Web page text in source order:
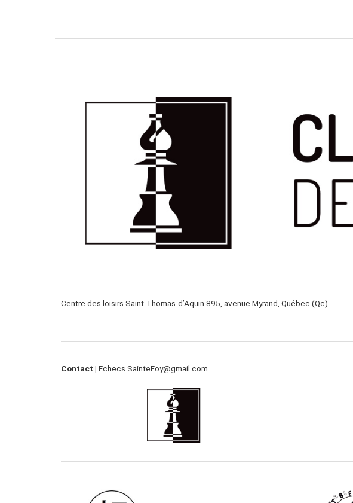
Centre des loisirs Saint-Thomas-d’Aquin 895, avenue Myrand, Québec (Qc)
Contact | Echecs.SainteFoy@gmail.com